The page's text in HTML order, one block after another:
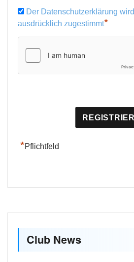
Der Datenschutzerklärung wird
ausdrücklich zugestimmt*
*Pflichtfeld
Club News